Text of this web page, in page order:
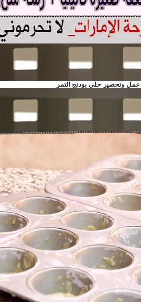
وتحضير حلى بودنج التمر